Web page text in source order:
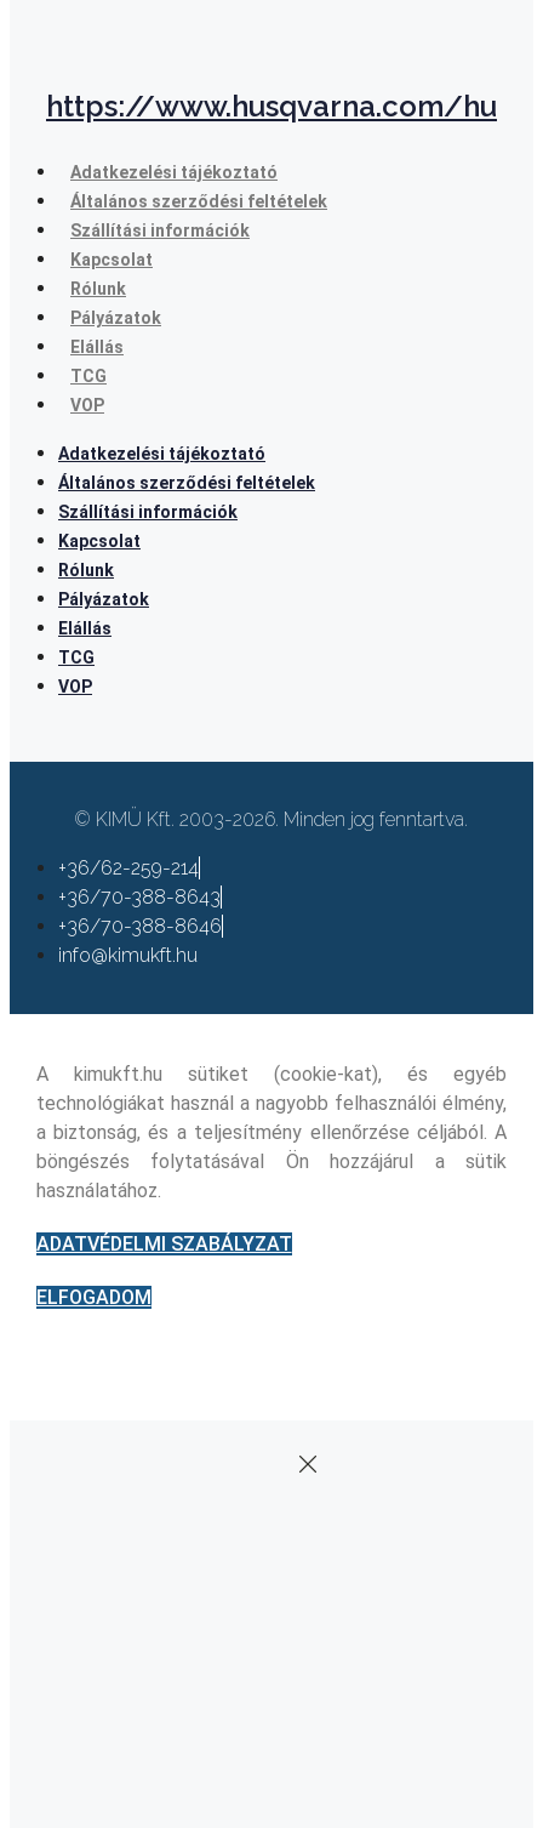
https://www.husqvarna.com/hu
Adatkezelési tájékoztató
Általános szerződési feltételek
Szállítási információk
Kapcsolat
Rólunk
Pályázatok
Elállás
TCG
VOP
Adatkezelési tájékoztató
Általános szerződési feltételek
Szállítási információk
Kapcsolat
Rólunk
Pályázatok
Elállás
TCG
VOP
© KIMÜ Kft. 2003-2026. Minden jog fenntartva.
+36/62-259-214
+36/70-388-8643
+36/70-388-8646
info@kimukft.hu
A kimukft.hu sütiket (cookie-kat), és egyéb
technológiákat használ a nagyobb felhasználói élmény,
a biztonság, és a teljesítmény ellenőrzése céljából. A
böngészés folytatásával Ön hozzájárul a sütik
használatához.
ADATVÉDELMI SZABÁLYZAT
ELFOGADOM